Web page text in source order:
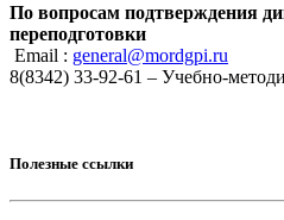
По вопросам подтверждения
переподготовки
Email : general@mordgpi.ru
8(8342) 33-92-61 – Учебно-
Полезные ссылки